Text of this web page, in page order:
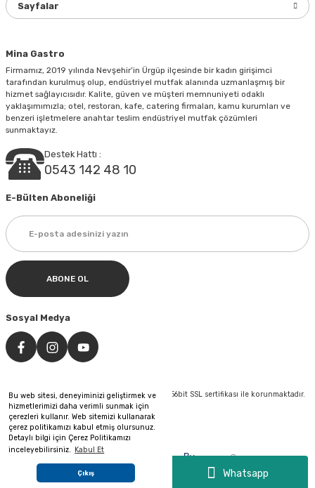
Bu web sitesi, deneyiminizi geliştirmek ve
hizmetlerimizi daha verimli sunmak için
çerezleri kullanır. Web sitemizi kullanarak
çerez politikamızı kabul etmiş olursunuz.
Detaylı bilgi için Çerez Politikamızı
inceleyebilirsiniz. Kabul Et
Çıkış Whatsapp
Bu ürüne benzer farklı alternatifler olmalı.
Gönder
Mina Gastro
Firmamız, 2019 yılında Nevşehir’in Ürgüp ilçesinde bir kadın girişimci
tarafından kurulmuş olup, endüstriyel mutfak alanında uzmanlaşmış bir
hizmet sağlayıcısıdır. Kalite, güven ve müşteri memnuniyeti odaklı
yaklaşımımızla; otel, restoran, kafe, catering firmaları, kamu kurumları ve
benzeri işletmelere anahtar teslim endüstriyel mutfak çözümleri
sunmaktayız.
Destek Hattı :
0543 142 48 10
Sayfalar
E-Bülten Aboneliği
ABONE OL
Sosyal Medya
©Tüm hakları saklıdır. Kredi kartı bilgileriniz 256bit SSL sertifikası ile korunmaktadır.
By Pixeler®
ideasoft